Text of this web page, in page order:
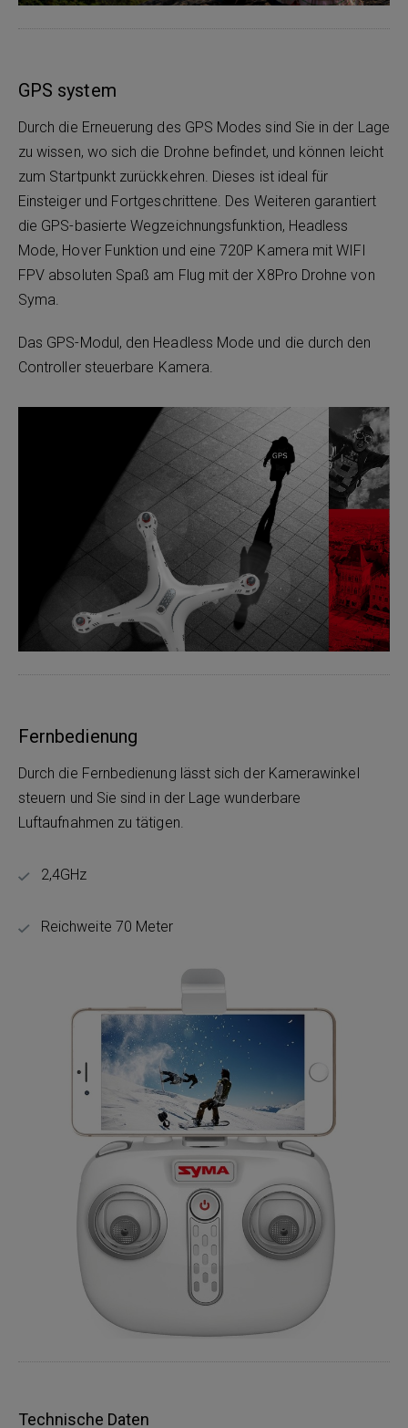
GPS system
Durch die Erneuerung des GPS Modes sind Sie in der Lage
zu wissen, wo sich die Drohne befindet, und können leicht
zum Startpunkt zurückkehren. Dieses ist ideal für
Einsteiger und Fortgeschrittene. Des Weiteren garantiert
die GPS-basierte Wegzeichnungsfunktion, Headless
Mode, Hover Funktion und eine 720P Kamera mit WIFI
FPV absoluten Spaß am Flug mit der X8Pro Drohne von
Syma.
Das GPS-Modul, den Headless Mode und die durch den
Controller steuerbare Kamera.
Fernbedienung
Durch die Fernbedienung lässt sich der Kamerawinkel
steuern und Sie sind in der Lage wunderbare
Luftaufnahmen zu tätigen.
2,4GHz
Reichweite 70 Meter
Technische Daten